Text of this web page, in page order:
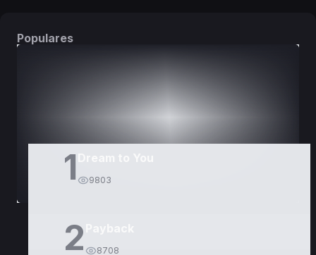
Populares
1 9803
2 8708